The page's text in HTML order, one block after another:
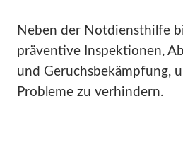
Neben der Notdiensthilfe
präventive Inspektionen,
und Geruchsbekämpfung,
Probleme zu verhindern.